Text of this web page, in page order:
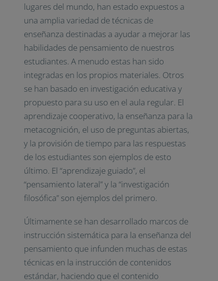
lugares del mundo, han estado expuestos a
una amplia variedad de técnicas de
enseñanza destinadas a ayudar a mejorar las
habilidades de pensamiento de nuestros
estudiantes. A menudo estas han sido
integradas en los propios materiales. Otros
se han basado en investigación educativa y
propuesto para su uso en el aula regular. El
aprendizaje cooperativo, la enseñanza para la
metacognición, el uso de preguntas abiertas,
y la provisión de tiempo para las respuestas
de los estudiantes son ejemplos de esto
último. El “aprendizaje guiado”, el
“pensamiento lateral” y la “investigación
filosófica” son ejemplos del primero.
Últimamente se han desarrollado marcos de
instrucción sistemática para la enseñanza del
pensamiento que infunden muchas de estas
técnicas en la instrucción de contenidos
estándar, haciendo que el contenido